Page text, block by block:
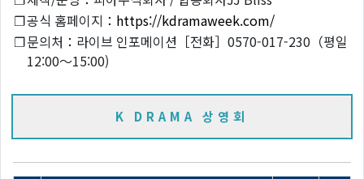
❐공식 홈페이지： https://kdramaweek.com/
❐문의처：라이브 인포메이션［전화］0570-017-230（평일
12:00～15:00)
K DRAMA 상영회